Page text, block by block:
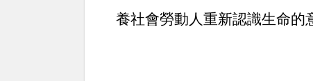
養社會勞動人重新認識生命的